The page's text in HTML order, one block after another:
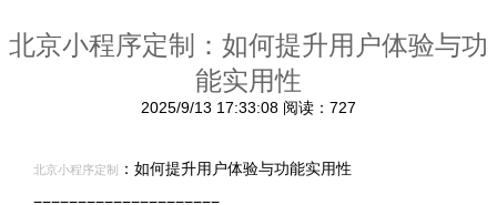
北京小程序定制：如何提升用户体验与功
能实用性
2025/9/13 17:33:08 阅读：727
北京小程序定制
：如何提升用户体验与功能实用性